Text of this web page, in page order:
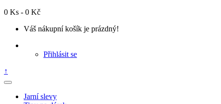
0 Ks - 0 Kč
Váš nákupní košík je prázdný!
Přihlásit se
↑
Jarní slevy